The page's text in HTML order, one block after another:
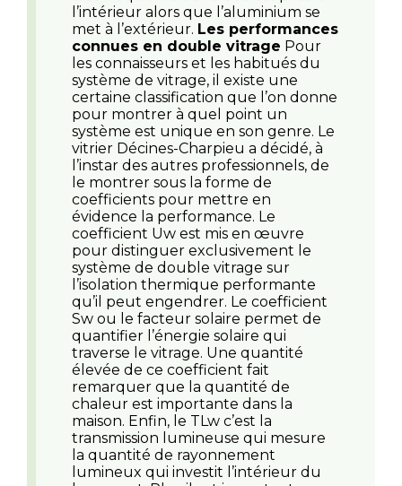
l’intérieur alors que l’aluminium se
met à l’extérieur. Les performances
connues en double vitrage Pour
les connaisseurs et les habitués du
système de vitrage, il existe une
certaine classification que l’on donne
pour montrer à quel point un
système est unique en son genre. Le
vitrier Décines-Charpieu a décidé, à
l’instar des autres professionnels, de
le montrer sous la forme de
coefficients pour mettre en
évidence la performance. Le
coefficient Uw est mis en œuvre
pour distinguer exclusivement le
système de double vitrage sur
l’isolation thermique performante
qu’il peut engendrer. Le coefficient
Sw ou le facteur solaire permet de
quantifier l’énergie solaire qui
traverse le vitrage. Une quantité
élevée de ce coefficient fait
remarquer que la quantité de
chaleur est importante dans la
maison. Enfin, le TLw c’est la
transmission lumineuse qui mesure
la quantité de rayonnement
lumineux qui investit l’intérieur du